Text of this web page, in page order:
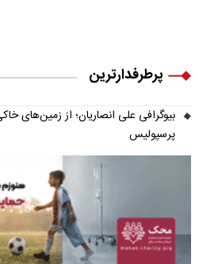
پرطرفدارترین
بیوگرافی علی انصاریان؛ از زمین‌های
پرسپولیس